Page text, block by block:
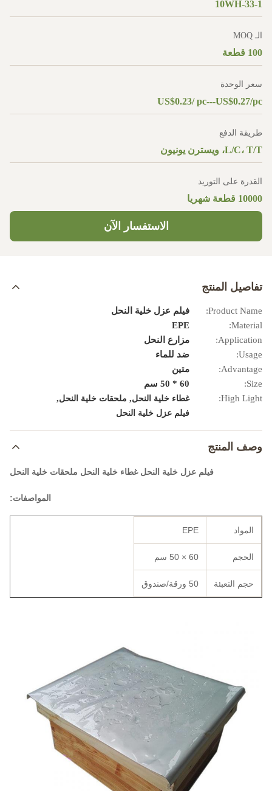
10WH-33-1
الـ MOQ
100 قطعة
سعر الوحدة
US$0.23/ pc---US$0.27/pc
طريقة الدفع
L/C، T/T، ويسترن يونيون
القدرة على التوريد
10000 قطعة شهريا
الاستفسار الآن
تفاصيل المنتج
Product Name:
فيلم عزل خلية النحل
Material:
EPE
Application:
مزارع النحل
Usage:
ضد للماء
Advantage:
متين
Size:
60 * 50 سم
High Light:
غطاء خلية النحل, ملحقات خلية النحل,
فيلم عزل خلية النحل
وصف المنتج
فيلم عزل خلية النحل غطاء خلية النحل ملحقات خلية النحل
المواصفات:
المواد EPE
الحجم 60 × 50 سم
حجم التعبئة 50 ورقة/صندوق